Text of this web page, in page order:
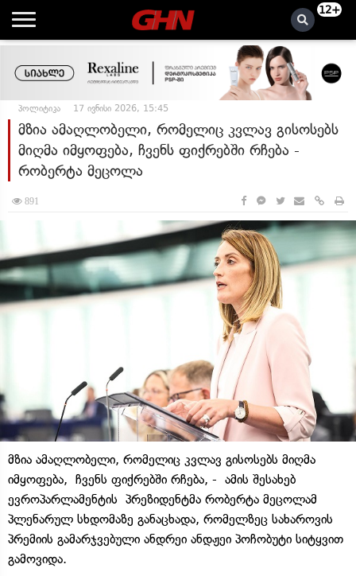
12+
პოლიტიკა 17 ივნისი 2026, 15:45
მზია ამაღლობელი, რომელიც კვლავ გისოსებს
მიღმა იმყოფება, ჩვენს ფიქრებში რჩება -
რობერტა მეცოლა
891
მზია ამაღლობელი, რომელიც კვლავ გისოსებს მიღმა
იმყოფება, ჩვენს ფიქრებში რჩება, - ამის შესახებ
ევროპარლამენტის პრეზიდენტმა რობერტა მეცოლამ
პლენარულ სხდომაზე განაცხადა, რომელზეც სახაროვის
პრემიის გამარჯვებული ანდრეი ანდჟეი პოჩობუტი სიტყვით
გამოვიდა.